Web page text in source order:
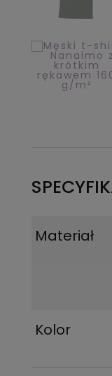
Materiał
Kolor